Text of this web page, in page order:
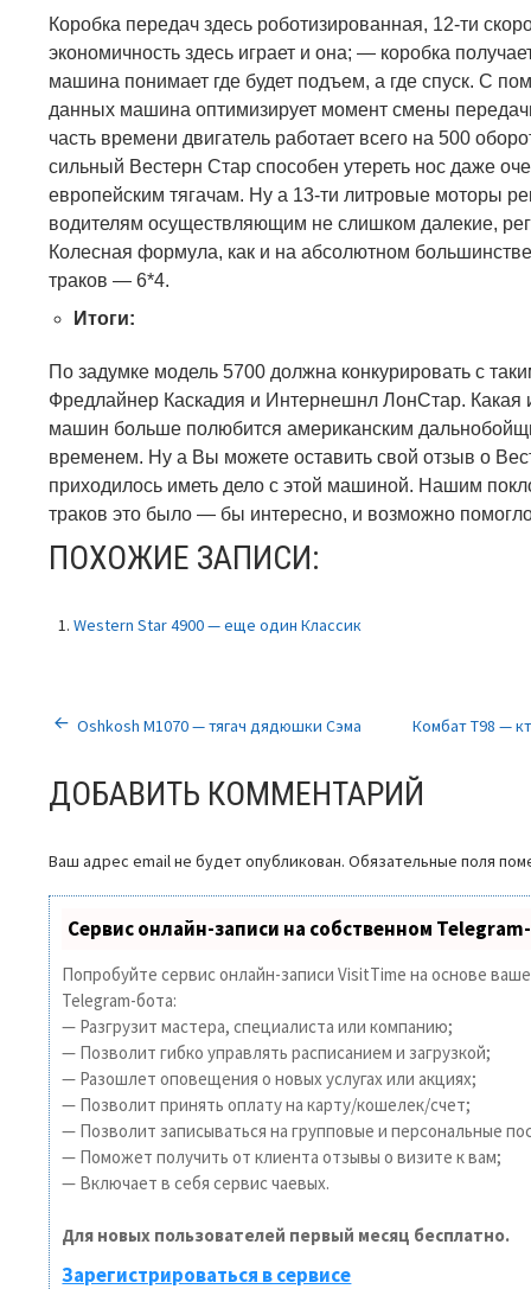
Коробка передач здесь роботизированная, 12-ти
экономичность здесь играет и она;— коробка
машина понимает где будет подъем, а где спуск. С
данных машина оптимизирует момент смены
часть времени двигатель работает всего на 500
сильный Вестерн Стар способен утереть нос даже
европейским тягачам. Ну а 13-ти литровые моторы
водителям осуществляющим не слишком далекие,
Колесная формула, как и на абсолютном
траков — 6*4.
Итоги:
По задумке модель 5700 должна конкурировать с
Фредлайнер Каскадия и Интернешнл ЛонСтар. Какая
машин больше полюбится американским
временем. Ну а Вы можете оставить свой отзыв о
приходилось иметь дело с этой машиной. Нашим
траков это было — бы интересно, и возможно
ПОХОЖИЕ ЗАПИСИ:
Western Star 4900 — еще один Классик
НАВИГАЦИЯ
ПО
ЗАПИСЯМ
Oshkosh M1070 — тягач дядюшки Сэма Комбат Т98 —
ДОБАВИТЬ КОММЕНТАРИЙ
Ваш адрес email не будет опубликован. Обязательные поля
Сервис онлайн-записи на собственном
Попробуйте сервис онлайн-записи VisitTime на основе
Telegram-бота:
— Разгрузит мастера, специалиста или компанию;
— Позволит гибко управлять расписанием и загрузкой;
— Разошлет оповещения о новых услугах или акциях;
— Позволит принять оплату на карту/кошелек/счет;
— Позволит записываться на групповые и персональные
— Поможет получить от клиента отзывы о визите к вам;
— Включает в себя сервис чаевых.
Для новых пользователей первый месяц бесплатно.
Зарегистрироваться в сервисе